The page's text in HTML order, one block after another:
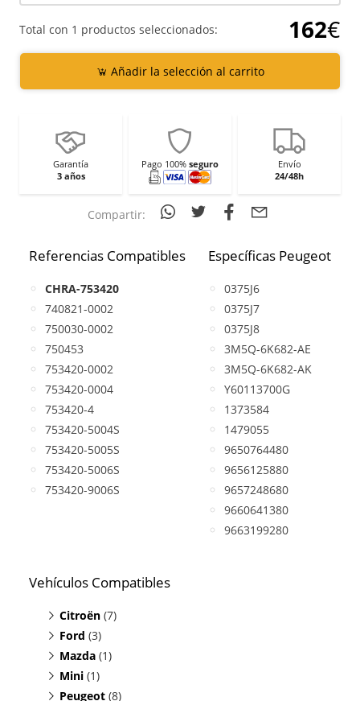
Total con 1 productos seleccionados: 162€
Añadir la selección al carrito
Garantía
3 años
Pago 100% seguro
Envío
24/48h
Compartir:
Referencias Compatibles
CHRA-753420
740821-0002
750030-0002
750453
753420-0002
753420-0004
753420-4
753420-5004S
753420-5005S
753420-5006S
753420-9006S
Específicas Peugeot
0375J6
0375J7
0375J8
3M5Q-6K682-AE
3M5Q-6K682-AK
Y60113700G
1373584
1479055
9650764480
9656125880
9657248680
9660641380
9663199280
Vehículos Compatibles
Citroën (7)
Berlingo 1.6 HDI
C2 1.6 HDI
C3 1.6 HDI
C4 1.6 HDI
Ford (3)
C-MAX 1.6 TDCI
Focus 1.6 TDCI
Mondeo 1.6 TDCI
Mazda (1)
3 1.6 DI
Mini (1)
Cooper D R55/R56
Peugeot (8)